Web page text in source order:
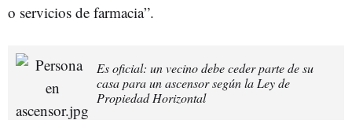
o servicios de farmacia”.
Es oficial: un vecino debe ceder parte de su
casa para un ascensor según la Ley de
Propiedad Horizontal